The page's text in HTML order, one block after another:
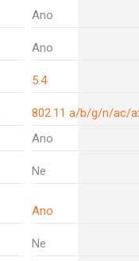
Ano
Ano
5.4
802.11 a/b/g/n/ac/
Ano
Ne
Ano
Ne